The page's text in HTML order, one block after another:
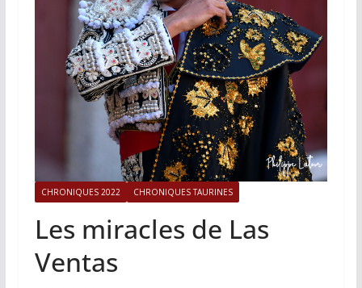
CHRONIQUES 2022 CHRONIQUES TAURINES
Les miracles de Las
Ventas